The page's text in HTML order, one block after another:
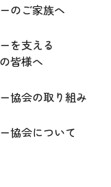
のご家族へ
を支える
皆様へ
協会の取り組み
協会について